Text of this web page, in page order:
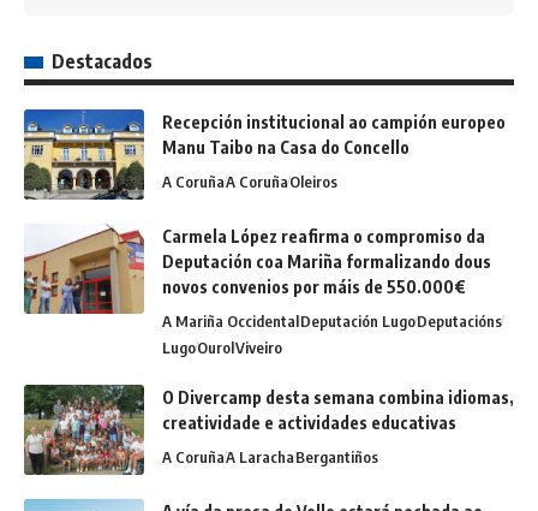
Destacados
Recepción institucional ao campión europeo
Manu Taibo na Casa do Concello
A CoruñaA CoruñaOleiros
Carmela López reafirma o compromiso da
Deputación coa Mariña formalizando dous
novos convenios por máis de 550.000€
A Mariña OccidentalDeputación LugoDeputacións
LugoOurolViveiro
O Divercamp desta semana combina idiomas,
creatividade e actividades educativas
A CoruñaA LarachaBergantiños